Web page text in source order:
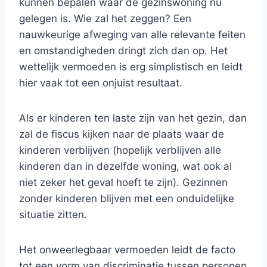
kunnen bepalen waar de gezinswoning nu
gelegen is. Wie zal het zeggen? Een
nauwkeurige afweging van alle relevante feiten
en omstandigheden dringt zich dan op. Het
wettelijk vermoeden is erg simplistisch en leidt
hier vaak tot een onjuist resultaat.
Als er kinderen ten laste zijn van het gezin, dan
zal de fiscus kijken naar de plaats waar de
kinderen verblijven (hopelijk verblijven alle
kinderen dan in dezelfde woning, wat ook al
niet zeker het geval hoeft te zijn). Gezinnen
zonder kinderen blijven met een onduidelijke
situatie zitten.
Het onweerlegbaar vermoeden leidt de facto